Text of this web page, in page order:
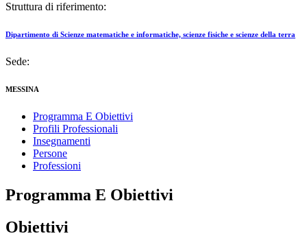
Struttura di riferimento:
Dipartimento di Scienze matematiche e informatiche, scienze fisiche e scienze della terra
Sede:
MESSINA
Programma E Obiettivi
Profili Professionali
Insegnamenti
Persone
Professioni
Programma E Obiettivi
Obiettivi